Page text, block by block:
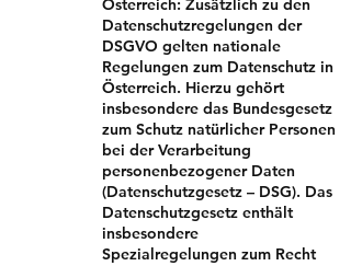
Österreich: Zusätzlich zu den
Datenschutzregelungen der
DSGVO gelten nationale
Regelungen zum Datenschutz in
Österreich. Hierzu gehört
insbesondere das Bundesgesetz
zum Schutz natürlicher Personen
bei der Verarbeitung
personenbezogener Daten
(Datenschutzgesetz – DSG). Das
Datenschutzgesetz enthält
insbesondere
Spezialregelungen zum Recht